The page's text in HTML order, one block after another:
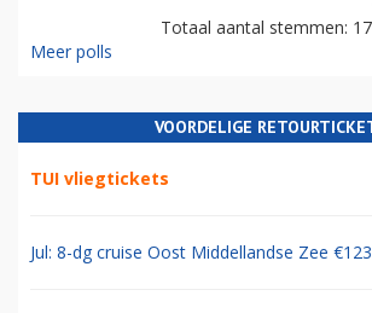
Totaal aantal stemmen:
Meer polls
VOORDELIGE
TUI vliegtickets
Jul: 8-dg cruise Oost Middellandse Zee